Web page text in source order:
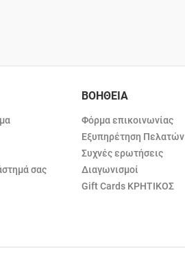
σας
ΒΟΗΘΕΙΑ
Φόρμα επικοινωνίας
Εξυπηρέτηση Πελατών
Συχνές ερωτήσεις
Διαγωνισμοί
Gift Cards ΚΡΗΤΙΚΟΣ